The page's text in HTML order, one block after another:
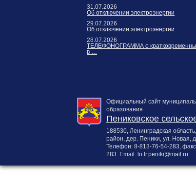
область, Ломоносовский район,
дер. Пеники, ул. Новая, д. 13,
31.07.2026
Об отключении электроэнергии
29.07.2026
Об отключении электроэнергии
28.07.2026
ТЕЛЕФОНОГРАММА о
в …
Официальный сайт
образования
Пениковское
188530, Ленинградская
район, дер. Пеники, ул. Новая,
Телефон: 8-813-76-54-283,
283. Email: lo.lr.peniki@mail.ru